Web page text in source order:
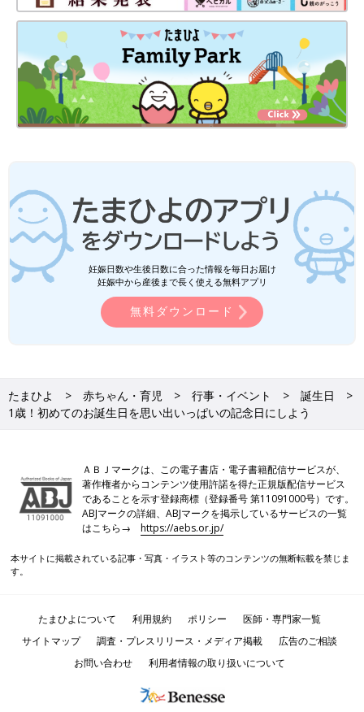
妊娠日数や生後日数に合った情報を毎日お届け
妊娠中から産後まで長く使える無料アプリ
無料ダウンロード
たまひよ 赤ちゃん・育児 行事・イベント
誕生日
1歳！初めてのお誕生日を思い出いっぱいの記念日にしよう
ＡＢＪマークは、この電子書店・電子書籍配信サービスが、
著作権者からコンテンツ使用許諾を得た正規版配信サービス
であることを示す登録商標（登録番号 第11091000号）です。
ABJマークの詳細、ABJマークを掲示しているサービスの一覧
はこちら→https://aebs.or.jp/
本サイトに掲載されている記事・写真・イラスト等のコンテンツの無断転載を禁じま
す。
たまひよについて 利用規約 ポリシー
医師・専門家一覧
サイトマップ
調査・プレスリリース・メディア掲載
広告のご相談
お問い合わせ
利用者情報の取り扱いについて